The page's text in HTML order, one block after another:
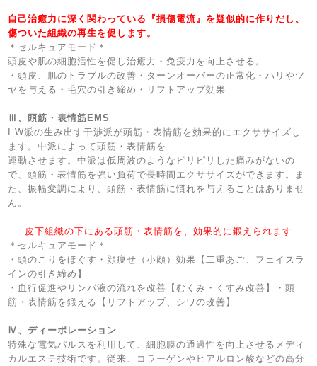
自己治癒力に深く関わっている『損傷電流』を疑似的に作りだし、
傷ついた組織の再生を促します。
＊セルキュアモード＊
頭皮や肌の細胞活性を促し治癒力・免疫力を向上させる。
・頭皮、肌のトラブルの改善・ターンオーバーの正常化・ハリやツ
ヤを与える・毛穴の引き締め・リフトアップ効果
Ⅲ、頭筋・表情筋EMS
I.W派の生み出す干渉派が頭筋・表情筋を効果的にエクササイズし
ます。中派によって頭筋・表情筋を
運動させます。中派は低周波のようなピリピリした痛みがないの
で、頭筋・表情筋を強い負荷で長時間エクササイズができます。ま
た、振幅変調により、頭筋・表情筋に慣れを与えることはありませ
ん。
皮下組織の下にある頭筋・表情筋を、効果的に鍛えられます
＊セルキュアモード＊
・頭のこりをほぐす・顔痩せ（小顔）効果【二重あご、フェイスラ
インの引き締め】
・血行促進やリンパ液の流れを改善【むくみ・くすみ改善】・頭
筋・表情筋を鍛える【リフトアップ、シワの改善】
Ⅳ、ディーポレーション
特殊な電気パルスを利用して、細胞膜の通過性を向上させるメディ
カルエステ技術です。従来、コラーゲンやヒアルロン酸などの高分